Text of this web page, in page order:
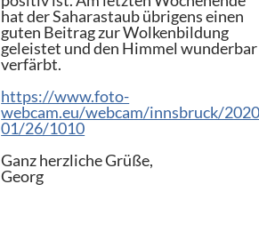
hat der Saharastaub übrigens einen
guten Beitrag zur Wolkenbildung
geleistet und den Himmel wunderbar
verfärbt.
https://www.foto-
webcam.eu/webcam/innsbruck/
01/26/1010
Ganz herzliche Grüße,
Georg